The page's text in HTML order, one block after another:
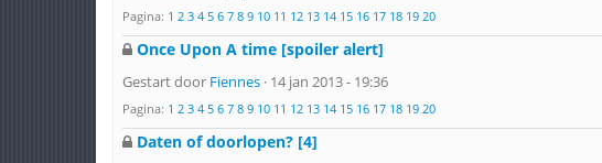
Pagina: 1 2 3 4 5 6 7 8 9 10 11 12 13 14 15 16 17 18 19 20
Once Upon A time [spoiler alert]
Gestart door Fiennes · 14 jan 2013 - 19:36
Pagina: 1 2 3 4 5 6 7 8 9 10 11 12 13 14 15 16 17 18 19 20
Daten of doorlopen? [4]